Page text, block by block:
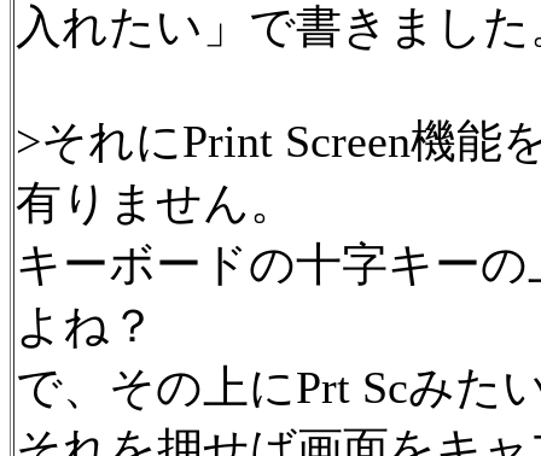
入れたい」で書きました
>それにPrint Screen機能
有りません。
キーボードの十字キー
よね？
で、その上にPrt Scみた